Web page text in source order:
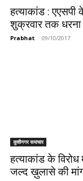
हत्याकांड :
शुक्रवार तक धरना
Prabhat - 09/10/2017
कुशीनगर समाचार
हत्याकांड के
जल्द ख़ुलासे की